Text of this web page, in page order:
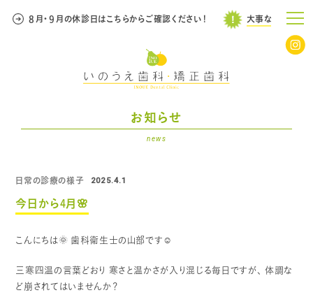
８月・９月の休診日はこちらからご確認ください！ 大事なお知らせ
お知らせ
news
日常の診療の様子 2025.4.1
今日から4月🌸
こんにちは🌞 歯科衛生士の山部です☺️
三寒四温の言葉どおり 寒さと温かさが入り混じる毎日ですが、 体調な
ど崩されてはいませんか？